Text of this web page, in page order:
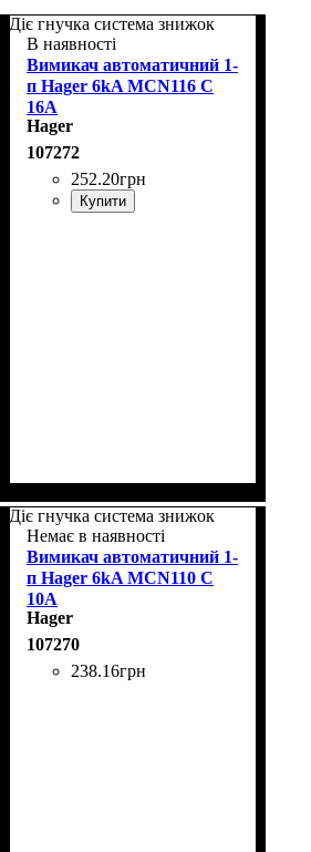
Діє гнучка система знижок
В наявності
Вимикач автоматичний 1-
п Hager 6kA MCN116 C
16A
Hager
107272
252.20грн
Купити
Діє гнучка система знижок
Немає в наявності
Вимикач автоматичний 1-
п Hager 6kA MCN110 C
10A
Hager
107270
238.16грн